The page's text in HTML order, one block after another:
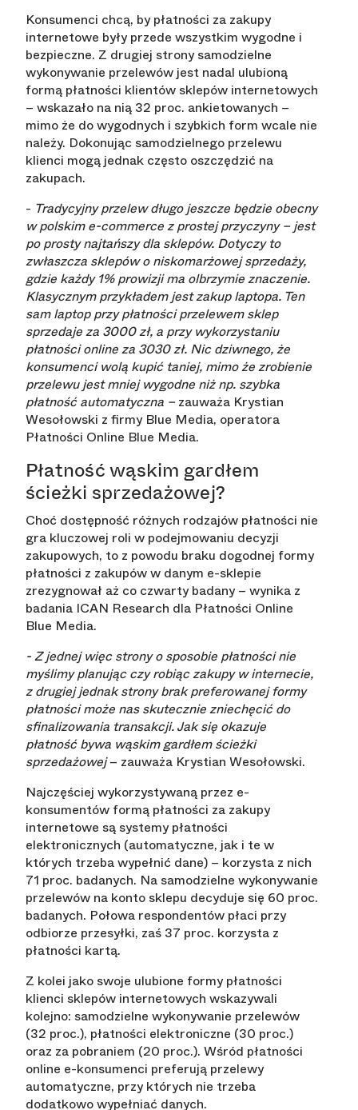
Konsumenci chcą, by płatności za zakupy
internetowe były przede wszystkim wygodne i
bezpieczne. Z drugiej strony samodzielne
wykonywanie przelewów jest nadal ulubioną
formą płatności klientów sklepów internetowych
– wskazało na nią 32 proc. ankietowanych –
mimo że do wygodnych i szybkich form wcale nie
należy. Dokonując samodzielnego przelewu
klienci mogą jednak często oszczędzić na
zakupach.
- Tradycyjny przelew długo jeszcze będzie obecny
w polskim e-commerce z prostej przyczyny – jest
po prosty najtańszy dla sklepów. Dotyczy to
zwłaszcza sklepów o niskomarżowej sprzedaży,
gdzie każdy 1% prowizji ma olbrzymie znaczenie.
Klasycznym przykładem jest zakup laptopa. Ten
sam laptop przy płatności przelewem sklep
sprzedaje za 3000 zł, a przy wykorzystaniu
płatności online za 3030 zł. Nic dziwnego, że
konsumenci wolą kupić taniej, mimo że zrobienie
przelewu jest mniej wygodne niż np. szybka
płatność automatyczna –zauważa Krystian
Wesołowski z firmy Blue Media, operatora
Płatności Online Blue Media.
Płatność wąskim gardłem
ścieżki sprzedażowej?
Choć dostępność różnych rodzajów płatności nie
gra kluczowej roli w podejmowaniu decyzji
zakupowych, to z powodu braku dogodnej formy
płatności z zakupów w danym e-sklepie
zrezygnował aż co czwarty badany – wynika z
badania ICAN Research dla Płatności Online
Blue Media.
- Z jednej więc strony o sposobie płatności nie
myślimy planując czy robiąc zakupy w internecie,
z drugiej jednak strony brak preferowanej formy
płatności może nas skutecznie zniechęcić do
sfinalizowania transakcji. Jak się okazuje
płatność bywa wąskim gardłem ścieżki
sprzedażowej– zauważa Krystian Wesołowski.
Najczęściej wykorzystywaną przez e-
konsumentów formą płatności za zakupy
internetowe są systemy płatności
elektronicznych (automatyczne, jak i te w
których trzeba wypełnić dane) – korzysta z nich
71 proc. badanych. Na samodzielne wykonywanie
przelewów na konto sklepu decyduje się 60 proc.
badanych. Połowa respondentów płaci przy
odbiorze przesyłki, zaś 37 proc. korzysta z
płatności kartą.
Z kolei jako swoje ulubione formy płatności
klienci sklepów internetowych wskazywali
kolejno: samodzielne wykonywanie przelewów
(32 proc.), płatności elektroniczne (30 proc.)
oraz za pobraniem (20 proc.). Wśród płatności
online e-konsumenci preferują przelewy
automatyczne, przy których nie trzeba
dodatkowo wypełniać danych.